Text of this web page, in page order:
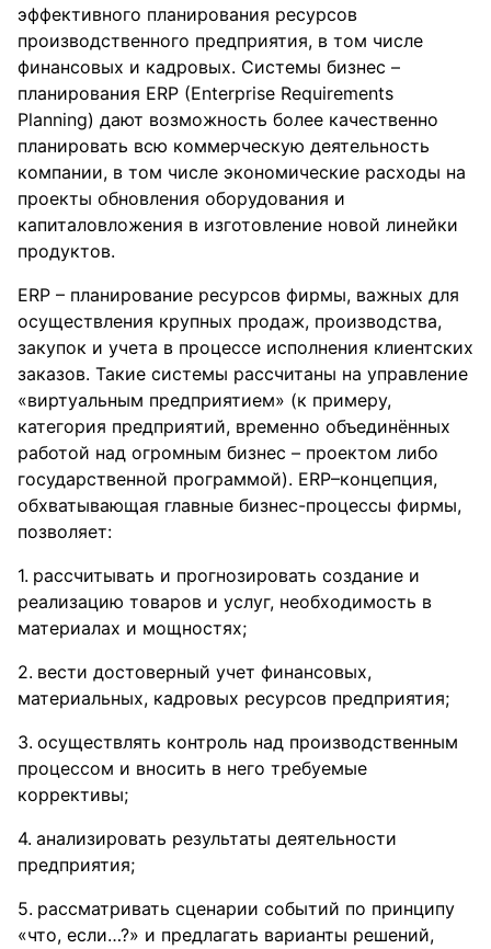
эффективного планирования ресурсов
производственного предприятия, в том числе
финансовых и кадровых. Системы бизнес –
планирования ERP (Enterprise Requirements
Planning) дают возможность более качественно
планировать всю коммерческую деятельность
компании, в том числе экономические расходы на
проекты обновления оборудования и
капиталовложения в изготовление новой линейки
продуктов.
ERP – планирование ресурсов фирмы, важных для
осуществления крупных продаж, производства,
закупок и учета в процессе исполнения клиентских
заказов. Такие системы рассчитаны на управление
«виртуальным предприятием» (к примеру,
категория предприятий, временно объединённых
работой над огромным бизнес – проектом либо
государственной программой). ERP–концепция,
обхватывающая главные бизнес-процессы фирмы,
позволяет:
рассчитывать и прогнозировать создание и
реализацию товаров и услуг, необходимость в
материалах и мощностях;
вести достоверный учет финансовых,
материальных, кадровых ресурсов предприятия;
осуществлять контроль над производственным
процессом и вносить в него требуемые
коррективы;
анализировать результаты деятельности
предприятия;
рассматривать сценарии событий по принципу
«что, если…?» и предлагать варианты решений,